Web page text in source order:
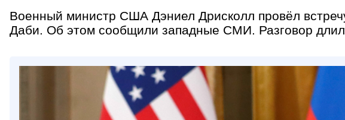
Военный министр США Дэниел Дрисколл провёл
Даби. Об этом сообщили западные СМИ. Разговор